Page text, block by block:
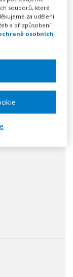
souborů, které
za udělení
a přizpůsobení
osobních